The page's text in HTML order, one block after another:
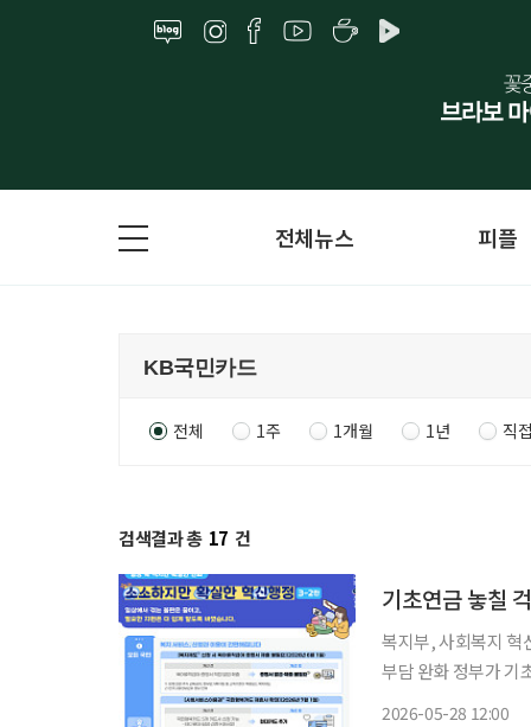
전체뉴스 피플
전체 1주 1개월 1년 직
검색결과 총 17 건
기초연금 놓칠
복지부, 사회복지 혁신행정 과제 4건
부담 완화 정부가 기초연금 신청 절차를 간소화하고 육아휴직급여 관련 서류 제출 부담을 줄
2026-05-28 12:00